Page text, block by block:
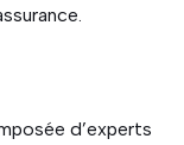
d’experts